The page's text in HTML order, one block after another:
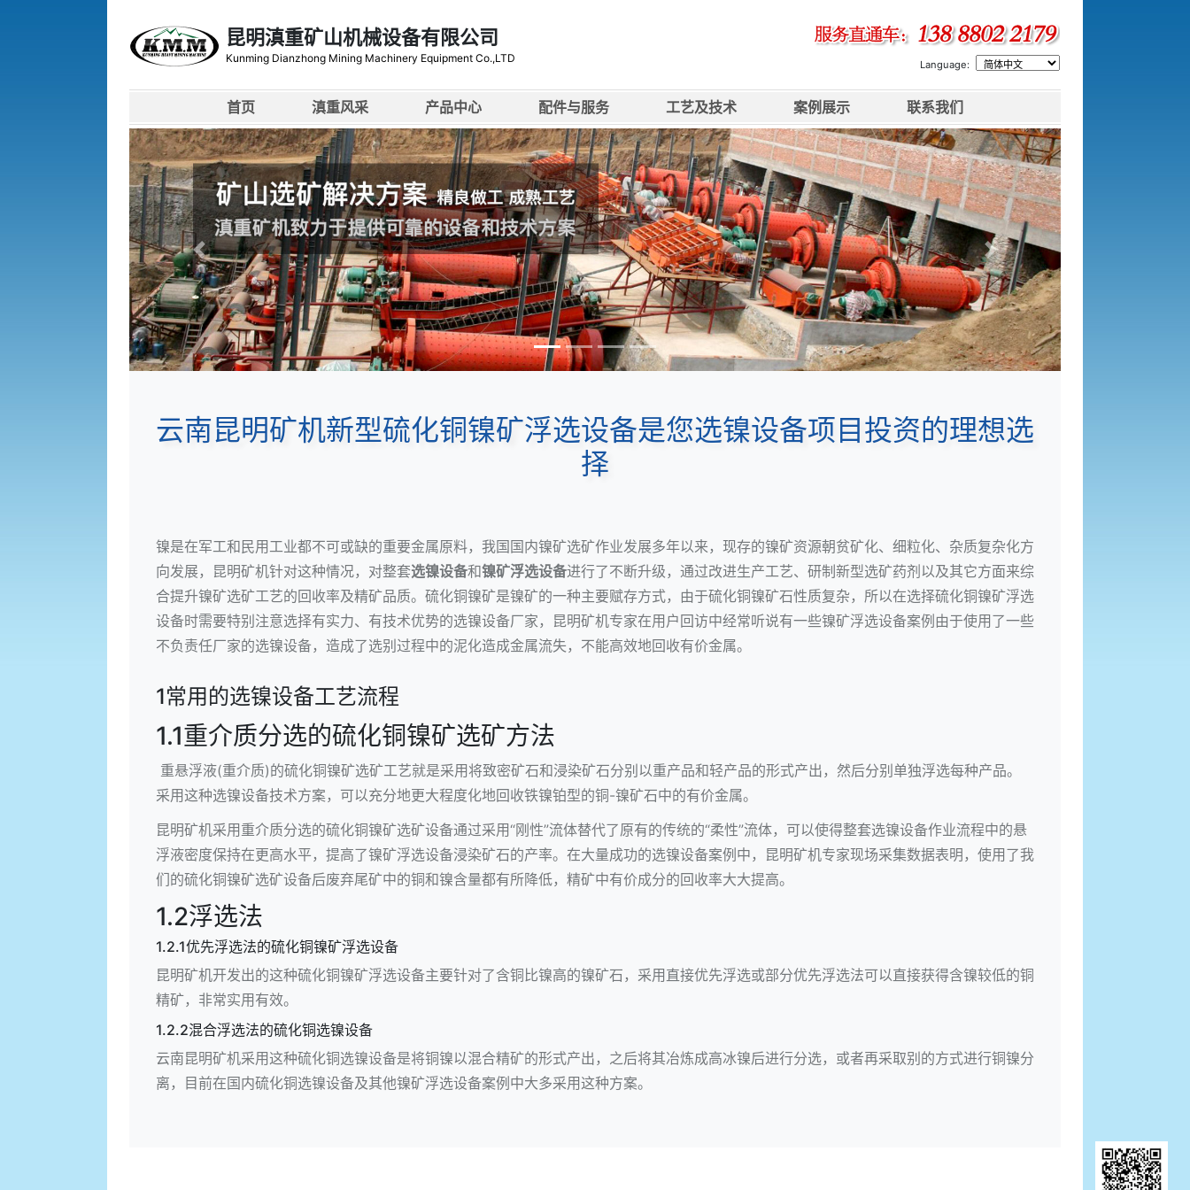
昆明滇重矿山机械设备有限公司
Kunming Dianzhong Mining Machinery Equipment Co.,LTD
Language:
首页 滇重风采 产品中心 配件与服务 工艺及技术 案例展示 联系我们
上一张 下一张
云南昆明矿机新型硫化铜镍矿浮选设备是您选镍设备项目投资的理想选
择
镍是在军工和民用工业都不可或缺的重要金属原料，我国国内镍矿选矿作业发展多年以来，现存的镍矿资源朝贫矿化、细粒化、杂质复杂化方
向发展，昆明矿机针对这种情况，对整套选镍设备和镍矿浮选设备进行了不断升级，通过改进生产工艺、研制新型选矿药剂以及其它方面来综
合提升镍矿选矿工艺的回收率及精矿品质。硫化铜镍矿是镍矿的一种主要赋存方式，由于硫化铜镍矿石性质复杂，所以在选择硫化铜镍矿浮选
设备时需要特别注意选择有实力、有技术优势的选镍设备厂家，昆明矿机专家在用户回访中经常听说有一些镍矿浮选设备案例由于使用了一些
不负责任厂家的选镍设备，造成了选别过程中的泥化造成金属流失，不能高效地回收有价金属。
1常用的选镍设备工艺流程
1.1重介质分选的硫化铜镍矿选矿方法
重悬浮液(重介质)的硫化铜镍矿选矿工艺就是采用将致密矿石和浸染矿石分别以重产品和轻产品的形式产出，然后分别单独浮选每种产品。
采用这种选镍设备技术方案，可以充分地更大程度化地回收铁镍铂型的铜-镍矿石中的有价金属。
昆明矿机采用重介质分选的硫化铜镍矿选矿设备通过采用“刚性”流体替代了原有的传统的“柔性”流体，可以使得整套选镍设备作业流程中的悬
浮液密度保持在更高水平，提高了镍矿浮选设备浸染矿石的产率。在大量成功的选镍设备案例中，昆明矿机专家现场采集数据表明，使用了我
们的硫化铜镍矿选矿设备后废弃尾矿中的铜和镍含量都有所降低，精矿中有价成分的回收率大大提高。
1.2浮选法
1.2.1优先浮选法的硫化铜镍矿浮选设备
昆明矿机开发出的这种硫化铜镍矿浮选设备主要针对了含铜比镍高的镍矿石，采用直接优先浮选或部分优先浮选法可以直接获得含镍较低的铜
精矿，非常实用有效。
1.2.2混合浮选法的硫化铜选镍设备
云南昆明矿机采用这种硫化铜选镍设备是将铜镍以混合精矿的形式产出，之后将其冶炼成高冰镍后进行分选，或者再采取别的方式进行铜镍分
离，目前在国内硫化铜选镍设备及其他镍矿浮选设备案例中大多采用这种方案。